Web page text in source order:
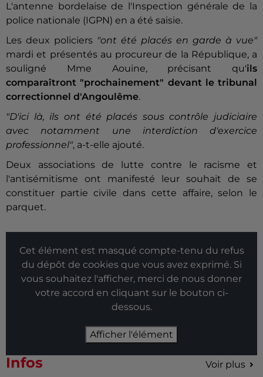
L'antenne bordelaise de l'Inspection générale de la
police nationale (IGPN) en a été saisie.
Les deux policiers "ont été placés en garde à vue"
mardi et présentés au procureur de la République, a
souligné Mme Aouine, précisant qu'ils
comparaîtront "prochainement" devant le tribunal
correctionnel d'Angoulême.
"D'ici là, ils ont été placés sous contrôle judiciaire
avec notamment une interdiction d'exercice
professionnel", a-t-elle ajouté.
Deux associations de lutte contre le racisme et
l'antisémitisme ont manifesté leur souhait de se
constituer partie civile dans cette affaire, selon le
parquet.
Cet élément est masqué compte-tenu du refus
du dépôt de cookies que vous avez exprimé. Si
vous souhaitez l'afficher, merci de nous donner
votre accord en cliquant sur le bouton ci-
dessous.
Afficher l'élément
Infos Voir plus